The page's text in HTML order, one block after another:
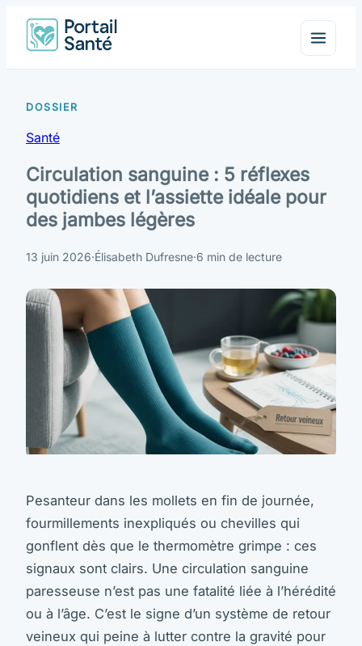
Santé
Circulation sanguine : 5 réflexes
quotidiens et l’assiette idéale pour
des jambes légères
13 juin 2026·Élisabeth Dufresne·6 min de lecture
Pesanteur dans les mollets en fin de journée,
fourmillements inexpliqués ou chevilles qui
gonflent dès que le thermomètre grimpe : ces
signaux sont clairs. Une circulation sanguine
paresseuse n’est pas une fatalité liée à l’hérédité
ou à l’âge. C’est le signe d’un système de retour
veineux qui peine à lutter contre la gravité pour